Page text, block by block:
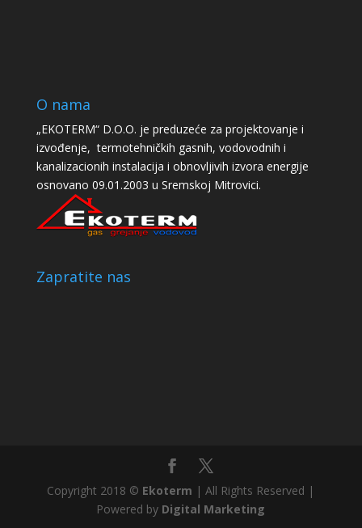
O nama
„EKOTERM“ D.O.O. je preduzeće za projektovanje i
izvođenje, termotehničkih gasnih, vodovodnih i
kanalizacionih instalacija i obnovljivih izvora energije
osnovano 09.01.2003 u Sremskoj Mitrovici.
Zapratite nas
Copyright 2018 © Ekoterm | All Rights Reserved |
Powered by Digital Marketing